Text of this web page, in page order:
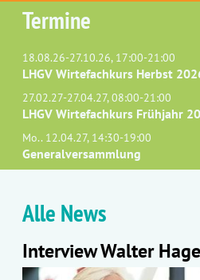
Termine
18.08.26-27.10.26, 17:00-21:00
LHGV Wirtefachkurs Herbst
27.02.27-27.04.27, 08:00-21:00
LHGV Wirtefachkurs Frühjahr
Mo.. 12.04.27, 14:30-19:00
Generalversammlung
Alle News
Interview Walter